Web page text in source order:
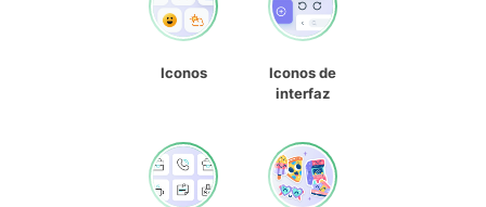
Iconos
Iconos de
interfaz